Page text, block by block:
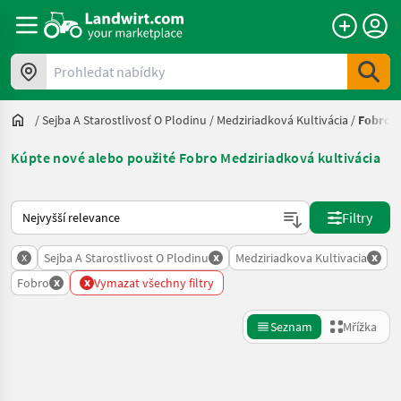
Prohledat nabídky
/Sejba A Starostlivosť O Plodinu / Medziriadková Kultivácia / Fobro
Kúpte nové alebo použité Fobro Medziriadková kultivácia
Takto se řadí nabídky na Landwirt.com
Filtry
x Sejba A Starostlivost O Plodinu x Medziriadkova Kultivacia x
Fobro x x Vymazat všechny filtry
Seznam Mřížka